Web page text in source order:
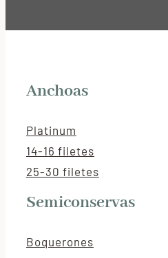
Anchoas
Platinum
14-16 filetes
25-30 filetes
Semiconservas
Boquerones